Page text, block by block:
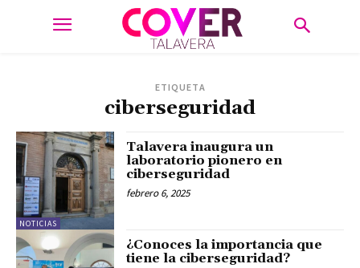
ETIQUETA
ciberseguridad
NOTICIAS
Talavera inaugura un
laboratorio pionero en
ciberseguridad
febrero 6, 2025
¿Conoces la importancia que
tiene la ciberseguridad?